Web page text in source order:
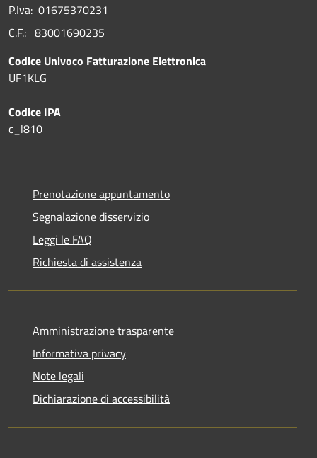
P.Iva: 01675370231
C.F.: 83001690235
Codice Univoco Fatturazione Elettronica
UF1KLG
Codice IPA
c_l810
Prenotazione appuntamento
Segnalazione disservizio
Leggi le FAQ
Richiesta di assistenza
Amministrazione trasparente
Informativa privacy
Note legali
Dichiarazione di accessibilità